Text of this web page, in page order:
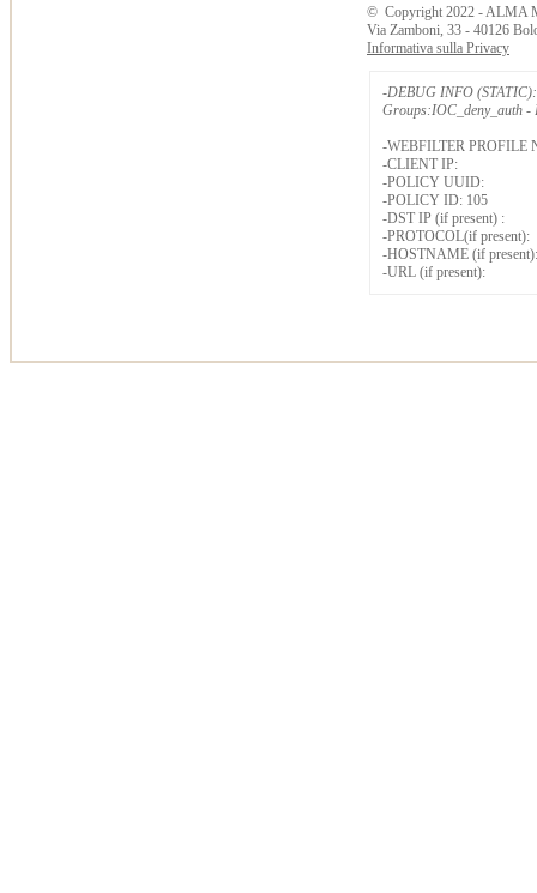
© Copyright 2022 - ALMA
Via Zamboni, 33 - 40126
Informativa sulla Privacy
-DEBUG INFO (STATIC):
Groups:IOC_deny_auth -
-WEBFILTER PROFILE
-CLIENT IP:
-POLICY UUID:
-POLICY ID: 105
-DST IP (if present) :
-PROTOCOL(if present):
-HOSTNAME (if present):
-URL (if present):